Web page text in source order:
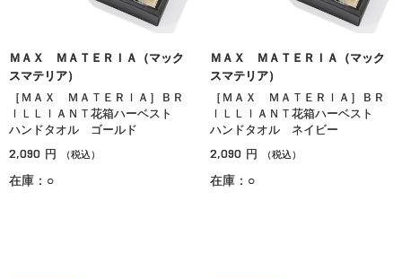
ＭＡＸ ＭＡＴＥＲＩＡ（マック
スマテリア）
［ＭＡＸ ＭＡＴＥＲＩＡ］ＢＲ
ＩＬＬＩＡＮＴ花箱ハーベスト
ハンドタオル ゴールド
2,090 円 （税込）
在庫：○
ＭＡＸ ＭＡＴＥＲＩＡ（マック
スマテリア）
［ＭＡＸ ＭＡＴＥＲＩＡ］ＢＲ
ＩＬＬＩＡＮＴ花箱ハーベスト
ハンドタオル ネイビー
2,090 円 （税込）
在庫：○